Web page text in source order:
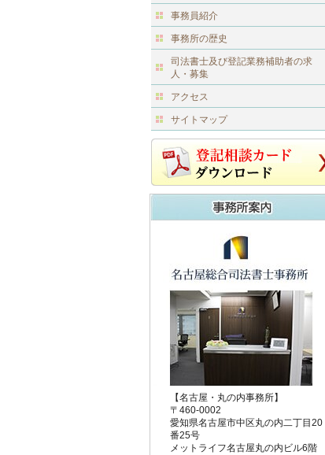
事務員紹介
事務所の歴史
司法書士及び登記業務補助者の求
人・募集
アクセス
サイトマップ
【名古屋・丸の内事務所】
〒460-0002
愛知県名古屋市中区丸の内二丁目20
番25号
メットライフ名古屋丸の内ビル6階